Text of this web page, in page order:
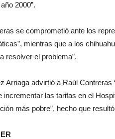
2000”.
se comprometió ante los
mientras que a los
resolver el problema”.
Arriaga advirtió a Raúl
incrementar las tarifas en el
más pobre”, hecho que